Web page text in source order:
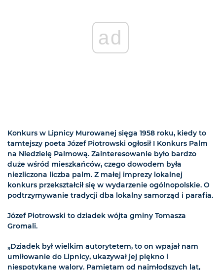
ad
Konkurs w Lipnicy Murowanej sięga 1958 roku, kiedy to
tamtejszy poeta Józef Piotrowski ogłosił I Konkurs Palm
na Niedzielę Palmową. Zainteresowanie było bardzo
duże wśród mieszkańców, czego dowodem była
niezliczona liczba palm. Z małej imprezy lokalnej
konkurs przekształcił się w wydarzenie ogólnopolskie. O
podtrzymywanie tradycji dba lokalny samorząd i parafia.
Józef Piotrowski to dziadek wójta gminy Tomasza
Gromali.
„Dziadek był wielkim autorytetem, to on wpajał nam
umiłowanie do Lipnicy, ukazywał jej piękno i
niespotykane walory. Pamiętam od najmłodszych lat,